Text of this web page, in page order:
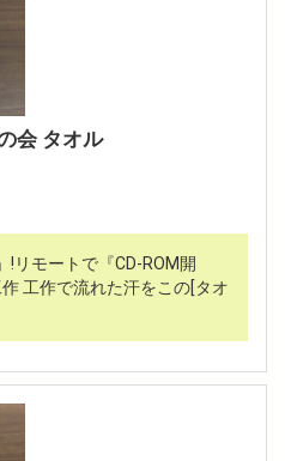
会 タオル
リモートで『CD-ROM開
工作で流れた汗をこの[タオ